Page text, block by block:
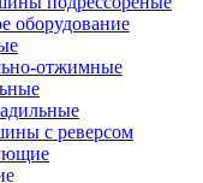
оборудование
отжимные
с реверсом